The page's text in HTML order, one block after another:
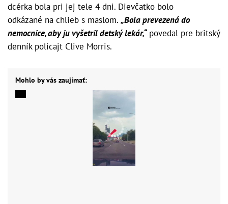
dcérka bola pri jej tele 4 dni. Dievčatko bolo
odkázané na chlieb s maslom. „Bola prevezená do
nemocnice, aby ju vyšetril detský lekár,“povedal pre britský
denník policajt Clive Morris.
Mohlo by vás zaujímať: